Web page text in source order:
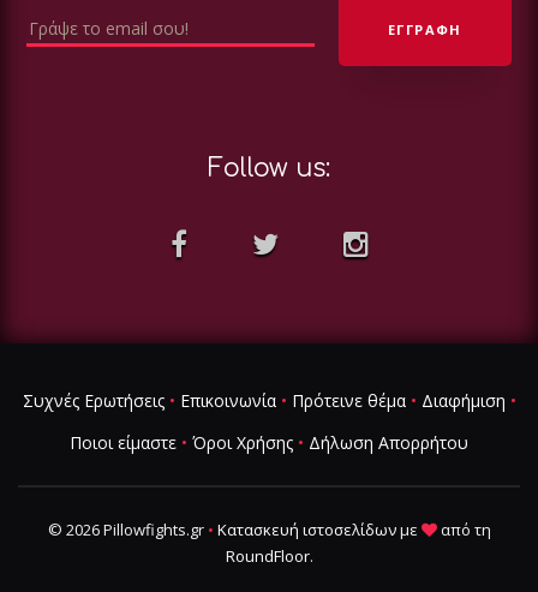
Follow us:
Συχνές Ερωτήσεις• Επικοινωνία• Πρότεινε θέμα• Διαφήμιση •
Ποιοι είμαστε • Όροι Χρήσης • Δήλωση Απορρήτου
© 2026 Pillowfights.gr • Κατασκευή ιστοσελίδωνμε
από τη
RoundFloor.